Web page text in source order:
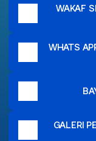
WAKAF
WHATS
GALERI